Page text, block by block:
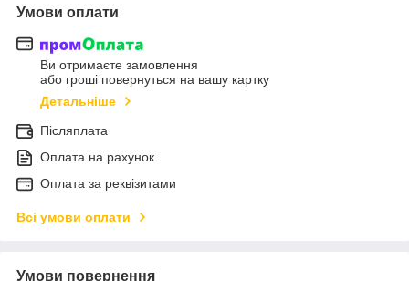
Умови оплати
Ви отримаєте замовлення
або гроші повернуться на вашу картку
Детальніше
Післяплата
Оплата на рахунок
Оплата за реквізитами
Всі умови оплати
Умови повернення